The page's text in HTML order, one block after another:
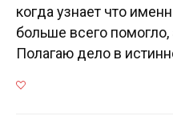
когда узнает что
больше всего
Полагаю дело в